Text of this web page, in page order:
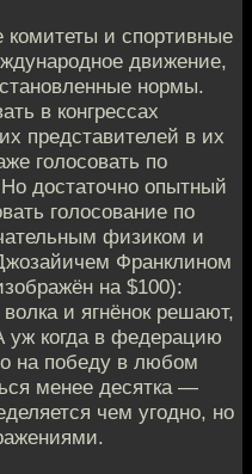
и спортивные
движение,
нормы.
в конгрессах
представителей в их
голосовать по
достаточно опытный
голосование по
физиком и
Франклином
на $100):
и ягнёнок решают,
уж когда в федерацию
на победу в любом
менее десятка —
чем угодно, но